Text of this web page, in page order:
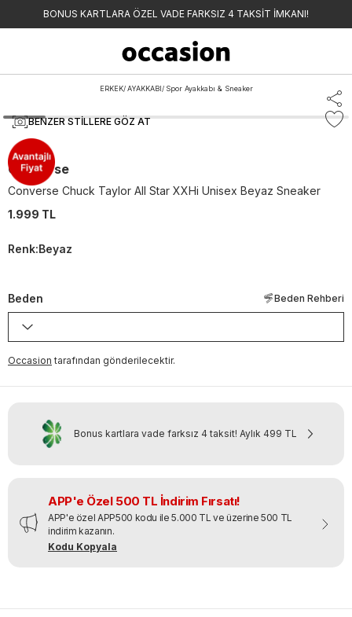
BONUS KARTLARA ÖZEL VADE FARKSIZ 4 TAKSİT İMKANI!
ERKEK/ AYAKKABI/ Spor Ayakkabı & Sneaker
BENZER STILLERE GÖZ AT
Converse
Converse Chuck Taylor All Star XXHi Unisex Beyaz Sneaker
1.999 TL
Renk:Beyaz
Beden Beden Rehberi
Occasion tarafından gönderilecektir.
Bonus kartlara vade farksız 4 taksit! Aylık 499 TL
APP'e Özel 500 TL İndirim Fırsatı!
APP'e özel APP500 kodu ile 5.000 TL ve üzerine 500 TL
indirim kazanın.
Kodu Kopyala